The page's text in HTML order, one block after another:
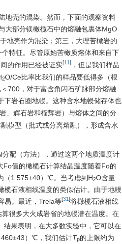
地壳的混染。然而，下面的观察资料
大部分镁橄榄石中的熔融包裹体MgO
地壳作为混染；第三，大理苦橄岩的
特征。尽管原始苦橄质熔体和来自下
的作用已经被证实[11] ，但是我们样品
2O/Ce比率比我们的样品要低得多（根
700，对于富含角闪石矿脉部分熔融
下岩石圈地幔。这种含水地幔储存体也
、辉石岩和榴辉岩）与熔体之间的分
融模型（批式或分离熔融），形成含水
配（方法），通过这两个地质温度计
值的橄榄石计算结晶温度随着Fo的
（1 575±40）℃。当考虑到H2O含量
石液相线温度的类似估计。由于地幔
易。最近，Trela等[31]将橄榄石液相线
很多大火成岩省的地幔潜在温度。在
果表明，在大多数实验中，它可以在
460±43）℃，我们估计Tp的上限约为